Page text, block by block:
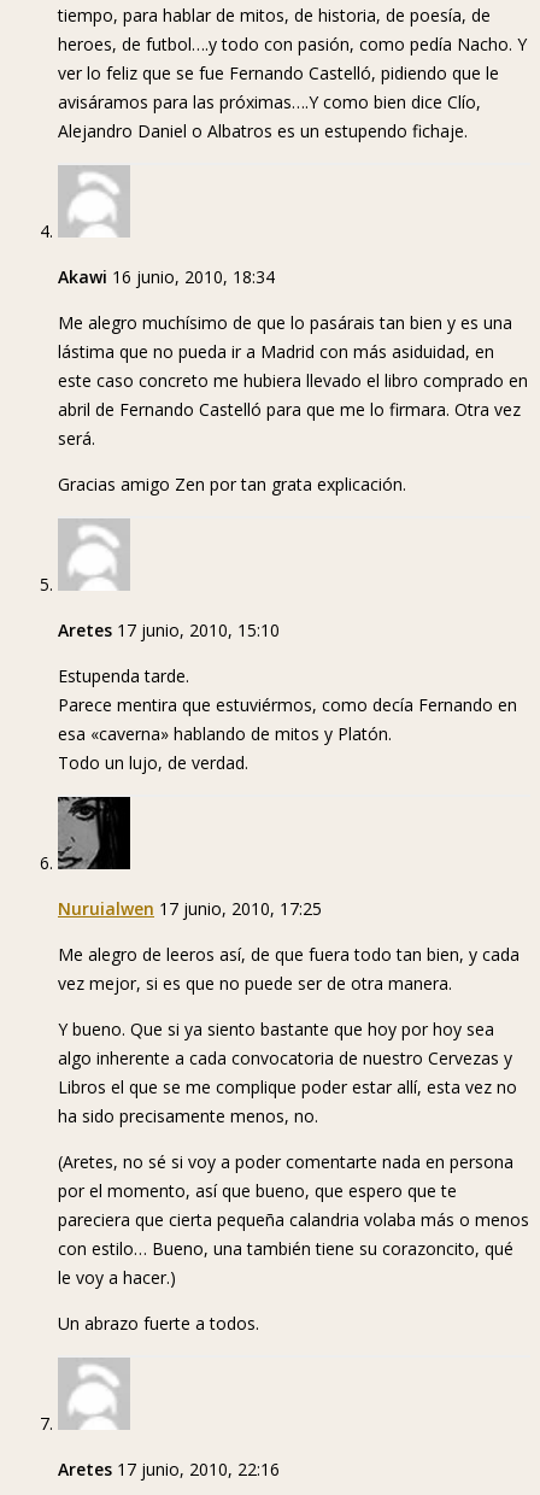
tiempo, para hablar de mitos, de historia, de poesía, de
heroes, de futbol….y todo con pasión, como pedía Nacho. Y
ver lo feliz que se fue Fernando Castelló, pidiendo que le
avisáramos para las próximas….Y como bien dice Clío,
Alejandro Daniel o Albatros es un estupendo fichaje.
Akawi 16 junio, 2010, 18:34
Me alegro muchísimo de que lo pasárais tan bien y es una
lástima que no pueda ir a Madrid con más asiduidad, en
este caso concreto me hubiera llevado el libro comprado en
abril de Fernando Castelló para que me lo firmara. Otra vez
será.
Gracias amigo Zen por tan grata explicación.
Aretes 17 junio, 2010, 15:10
Estupenda tarde.
Parece mentira que estuviérmos, como decía Fernando en
esa «caverna» hablando de mitos y Platón.
Todo un lujo, de verdad.
Nuruialwen 17 junio, 2010, 17:25
Me alegro de leeros así, de que fuera todo tan bien, y cada
vez mejor, si es que no puede ser de otra manera.
Y bueno. Que si ya siento bastante que hoy por hoy sea
algo inherente a cada convocatoria de nuestro Cervezas y
Libros el que se me complique poder estar allí, esta vez no
ha sido precisamente menos, no.
(Aretes, no sé si voy a poder comentarte nada en persona
por el momento, así que bueno, que espero que te
pareciera que cierta pequeña calandria volaba más o menos
con estilo… Bueno, una también tiene su corazoncito, qué
le voy a hacer.)
Un abrazo fuerte a todos.
Aretes 17 junio, 2010, 22:16